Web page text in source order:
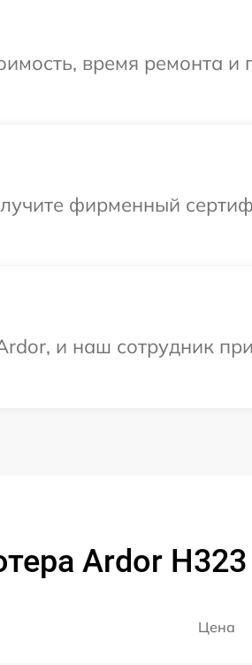
время ремонта и
фирменный
и наш сотрудник
Ardor H323
Цена